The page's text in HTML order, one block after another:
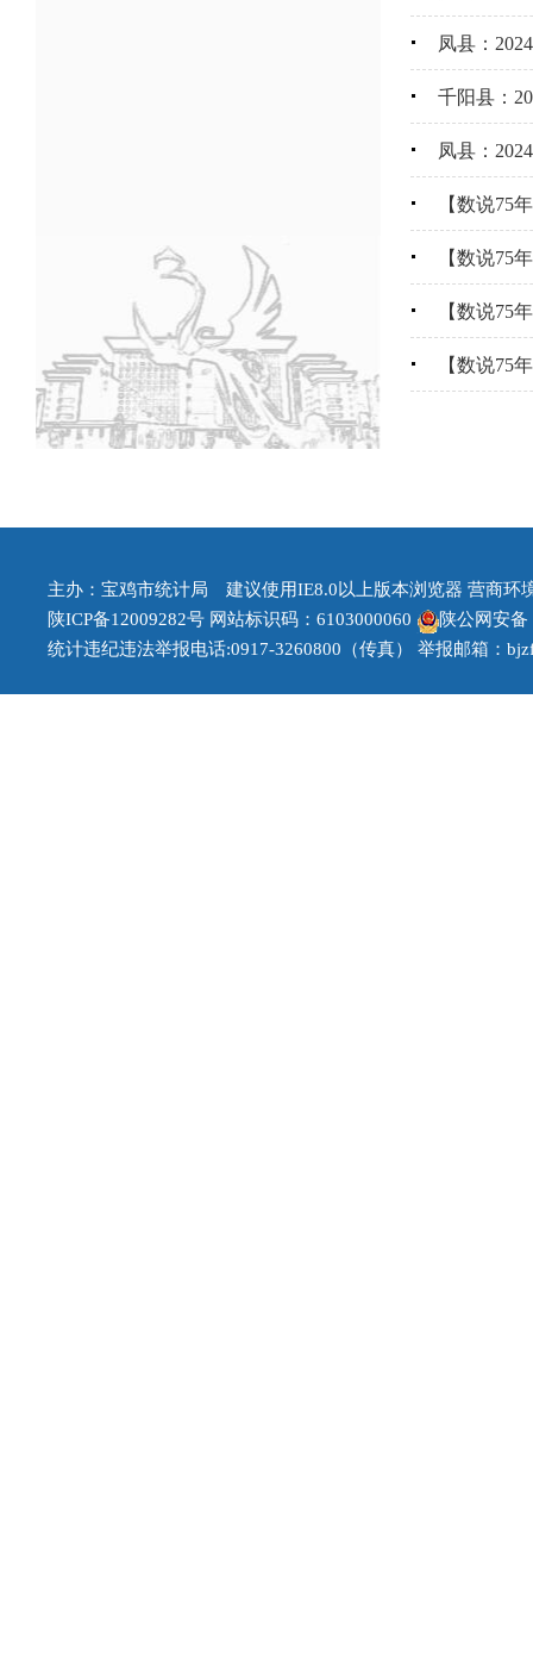
凤县：
千阳县：
凤县：
【数说75
【数说75
【数说75
【数说75
主办：宝鸡市统计局 建议使用IE8.0以上版本浏览器 营商环
陕ICP备12009282号 网站标识码：6103000060
陕公网安备
统计违纪违法举报电话:0917-3260800（传真） 举报邮箱：